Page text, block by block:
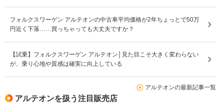
フォルクスワーゲン アルテオンの中古車平均価格が2年ちょっとで50万
円近く下落……買っちゃっても大丈夫ですか？
【試乗】フォルクスワーゲン アルテオン│見た目こそ大きく変わらない
が、乗り心地や質感は確実に向上している
アルテオンの最新記事一覧
アルテオンを扱う注目販売店